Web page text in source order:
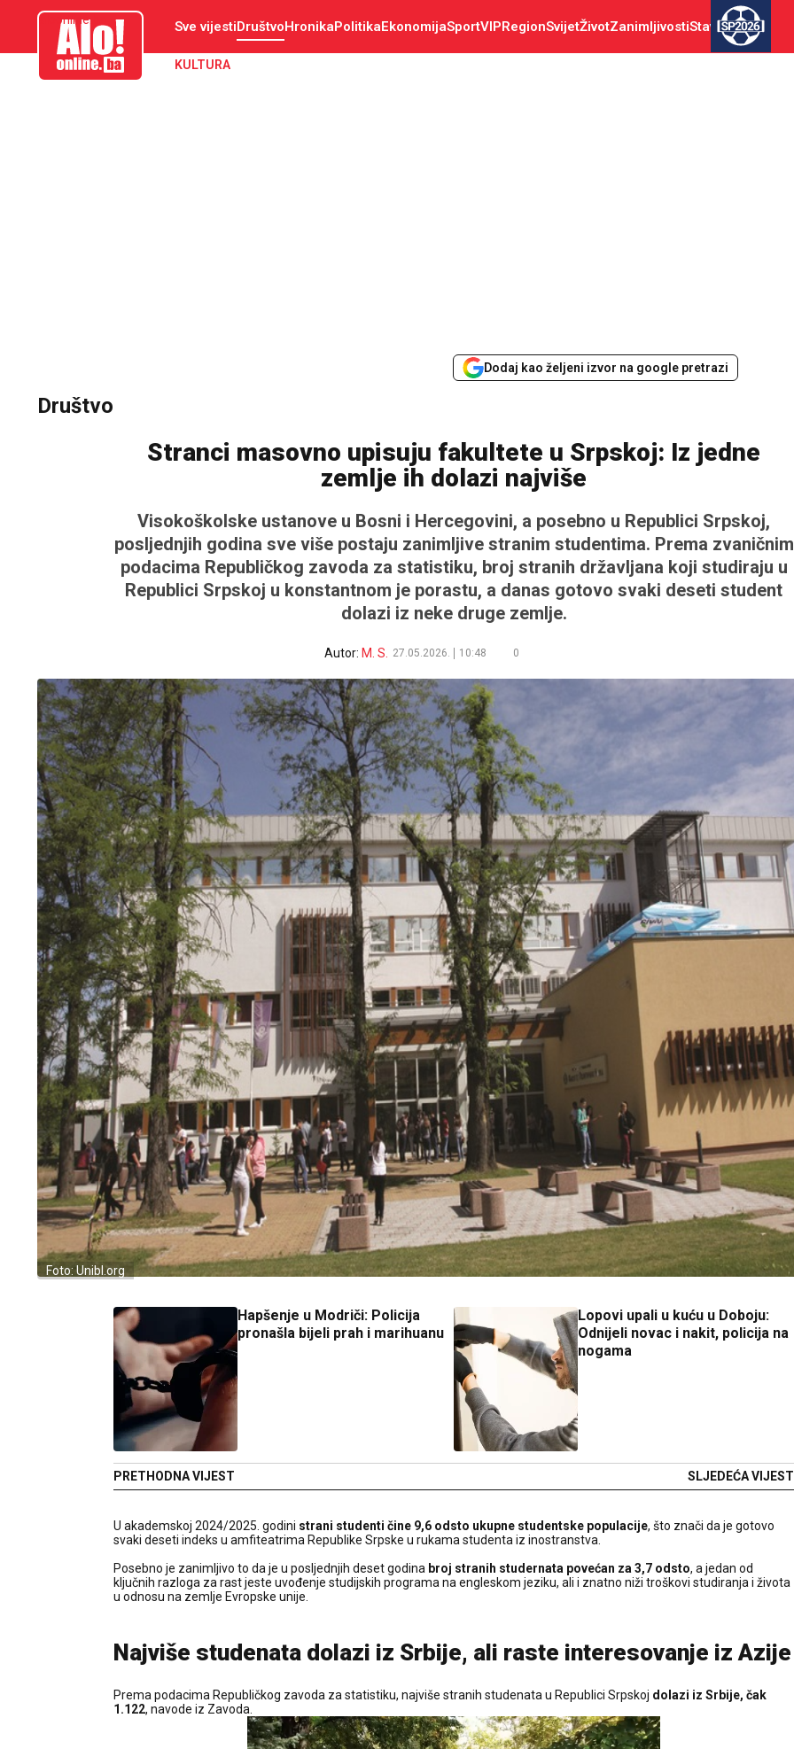
aloonline.ba Sve vijestiDruštvoHronikaPolitikaEkonomijaSportVIPRegionSvijetŽivotZanimljivostiStav SP2026
KULTURA
Dodaj kao željeni izvor na google pretrazi
Društvo
Stranci masovno upisuju fakultete u Srpskoj: Iz jedne
zemlje ih dolazi najviše
Visokoškolske ustanove u Bosni i Hercegovini, a posebno u Republici Srpskoj,
posljednjih godina sve više postaju zanimljive stranim studentima. Prema zvaničnim
podacima Republičkog zavoda za statistiku, broj stranih državljana koji studiraju u
Republici Srpskoj u konstantnom je porastu, a danas gotovo svaki deseti student
dolazi iz neke druge zemlje.
Autor: M. S. 27.05.2026. 10:48 0
Foto: Unibl.org
Hapšenje u Modriči: Policija
pronašla bijeli prah i marihuanu
PRETHODNA VIJEST
Lopovi upali u kuću u Doboju:
Odnijeli novac i nakit, policija na
nogama
SLJEDEĆA VIJEST
U akademskoj 2024/2025. godini strani studenti čine 9,6 odsto ukupne studentske populacije, što znači da je gotovo
svaki deseti indeks u amfiteatrima Republike Srpske u rukama studenta iz inostranstva.
Posebno je zanimljivo to da je u posljednjih deset godina broj stranih studernata povećan za 3,7 odsto, a jedan od
ključnih razloga za rast jeste uvođenje studijskih programa na engleskom jeziku, ali i znatno niži troškovi studiranja i života
u odnosu na zemlje Evropske unije.
Najviše studenata dolazi iz Srbije, ali raste interesovanje iz Azije
Prema podacima Republičkog zavoda za statistiku, najviše stranih studenata u Republici Srpskoj dolazi iz Srbije, čak
1.122, navode iz Zavoda.